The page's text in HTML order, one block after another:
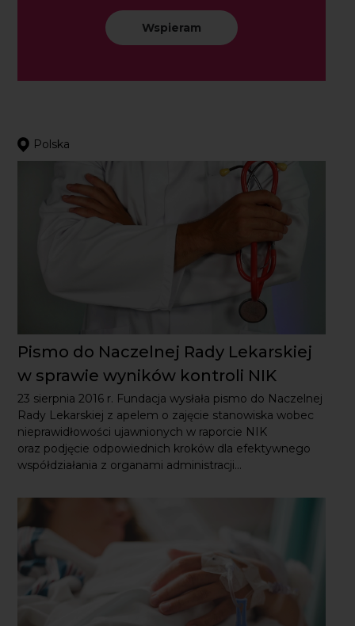
Wspieram
Pismo do Naczelnej Rady Lekarskiej
w sprawie wyników kontroli NIK
23 sierpnia 2016 r. Fundacja wysłała pismo do Naczelnej
Rady Lekarskiej z apelem o zajęcie stanowiska wobec
nieprawidłowości ujawnionych w raporcie NIK
oraz podjęcie odpowiednich kroków dla efektywnego
współdziałania z organami administracji...